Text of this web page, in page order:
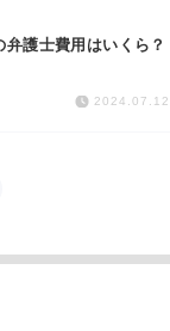
護士費用はいくら？
2024.07.12